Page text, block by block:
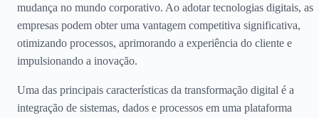
mudança no mundo corporativo. Ao adotar tecnologias digitais, as
empresas podem obter uma vantagem competitiva significativa,
otimizando processos, aprimorando a experiência do cliente e
impulsionando a inovação.
Uma das principais características da transformação digital é a
integração de sistemas, dados e processos em uma plataforma